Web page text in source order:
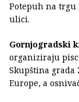
Potepuh na trgu
ulici.
Gornjogradski
organiziraju
Skupština grada
Europe, a